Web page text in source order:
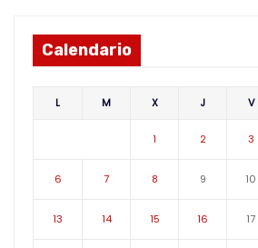
Calendario
L M X J V
1 2 3
6 7 8 9 10
13 14 15 16 17